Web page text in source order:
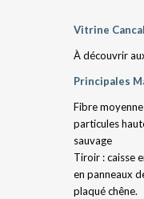
Vitrine
À découvrir
Principales
Fibre
particules
sauvage
Tiroir : caisse
en panneaux
plaqué chêne.